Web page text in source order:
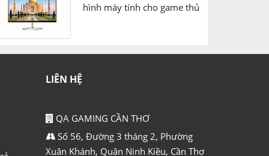
Dây truyền công nghệ
Điện áp tiêu thụ tối đa
145W
hình máy tính cho game thủ
LIÊN HỆ
QA GAMING CẦN THƠ
Số 56, Đường 3 tháng 2, Phường
Xuân Khánh, Quận Ninh Kiều, Cần Thơ